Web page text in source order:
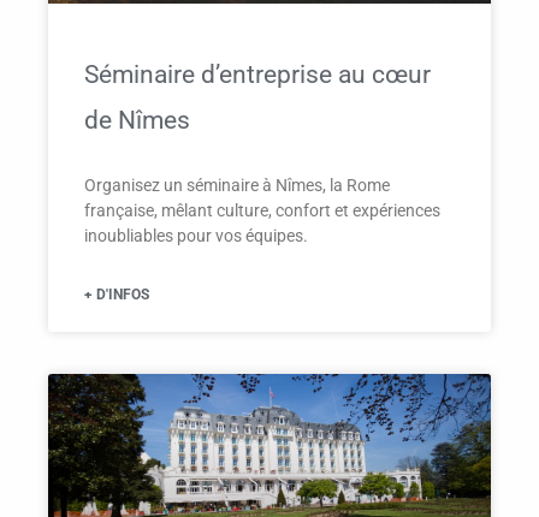
Séminaire d’entreprise au cœur
de Nîmes
Organisez un séminaire à Nîmes, la Rome
française, mêlant culture, confort et expériences
inoubliables pour vos équipes.
+ D'INFOS